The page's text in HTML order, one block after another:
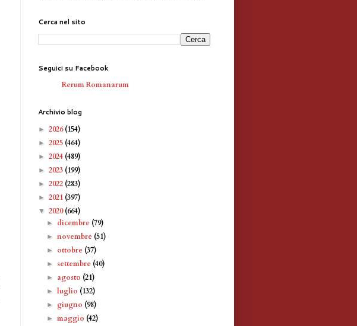
Cerca nel sito
Seguici su Facebook
Rerum Romanarum
Archivio blog
► 2026(154)
► 2025 (464)
► 2024 (489)
► 2023 (199)
► 2022 (283)
► 2021 (397)
▼ 2020(664)
► dicembre (79)
►novembre (51)
► ottobre (37)
► settembre (40)
► agosto (21)
►luglio (132)
► giugno (98)
►maggio (42)